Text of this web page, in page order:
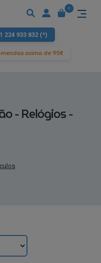
224 933 832 (*)
acima de 95€
0
- Relógios -